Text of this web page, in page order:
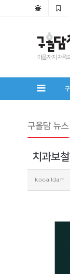
마음까지 채워
구올담 뉴스
치과보
kooalldam